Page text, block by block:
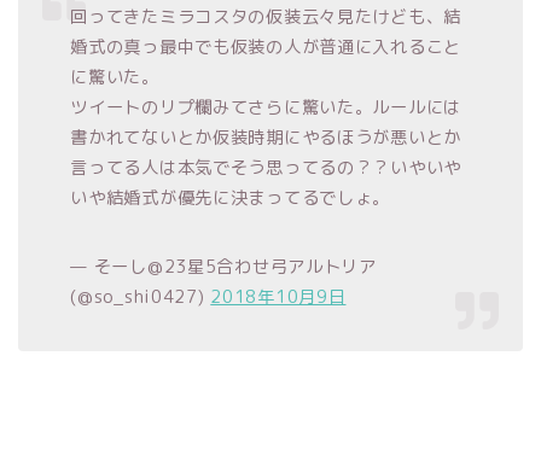
回ってきたミラコスタの仮装云々見たけども、結
婚式の真っ最中でも仮装の人が普通に入れること
に驚いた。
ツイートのリプ欄みてさらに驚いた。ルールには
書かれてないとか仮装時期にやるほうが悪いとか
言ってる人は本気でそう思ってるの？？いやいや
いや結婚式が優先に決まってるでしょ。
— そーし@23星5合わせ弓アルトリア
(@so_shi0427) 2018年10月9日